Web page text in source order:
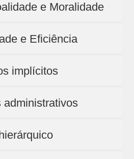
e Moralidade
e Eficiência
implícitos
administrativos